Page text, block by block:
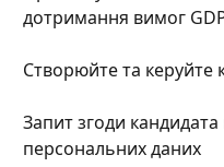
дотримання вимог
Створюйте та керуйте
Запит згоди
персональних даних